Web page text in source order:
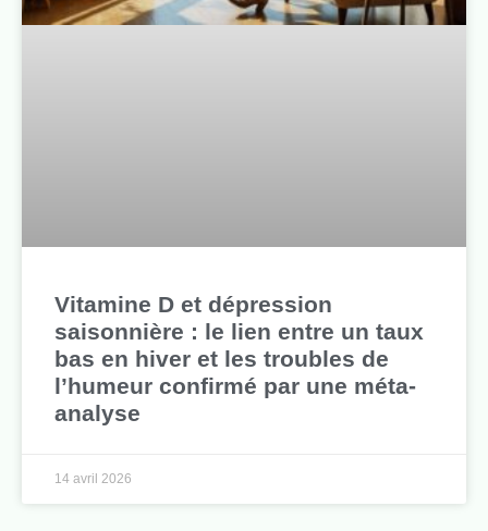
Vitamine D et dépression
saisonnière : le lien entre un taux
bas en hiver et les troubles de
l’humeur confirmé par une méta-
analyse
14 avril 2026